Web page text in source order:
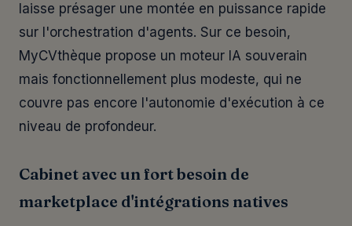
laisse présager une montée en puissance rapide
sur l'orchestration d'agents. Sur ce besoin,
MyCVthèque propose un moteur IA souverain
mais fonctionnellement plus modeste, qui ne
couvre pas encore l'autonomie d'exécution à ce
niveau de profondeur.
Cabinet avec un fort besoin de
marketplace d'intégrations natives